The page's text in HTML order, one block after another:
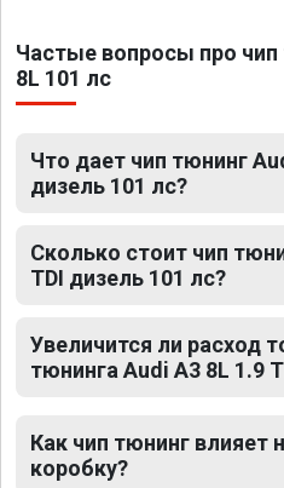
Частые вопросы про чип
8L 101 лс
Что дает чип тюнинг
дизель 101 лс?
Сколько стоит чип
TDI дизель 101 лс?
Увеличится ли расход
тюнинга Audi A3 8L 1.9
Как чип тюнинг влияет
коробку?